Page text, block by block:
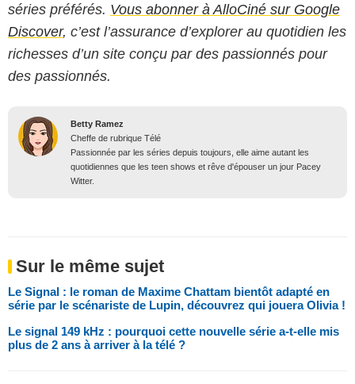
séries préférés. Vous abonner à AlloCiné sur Google
Discover, c’est l’assurance d’explorer au quotidien les
richesses d’un site conçu par des passionnés pour
des passionnés.
Betty Ramez
Cheffe de rubrique Télé
Passionnée par les séries depuis toujours, elle aime autant les
quotidiennes que les teen shows et rêve d'épouser un jour Pacey
Witter.
Sur le même sujet
Le Signal : le roman de Maxime Chattam bientôt adapté en
série par le scénariste de Lupin, découvrez qui jouera Olivia !
Le signal 149 kHz : pourquoi cette nouvelle série a-t-elle mis
plus de 2 ans à arriver à la télé ?